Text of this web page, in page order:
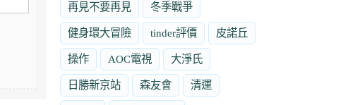
再見不要再見 冬季戰爭
健身環大冒險 tinder評價 皮諾丘
操作 AOC電視 大淨氏
日勝新京站 森友會 清運